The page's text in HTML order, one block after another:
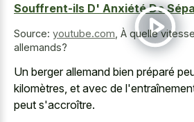
Souffrent-ils D' Anxiété De
Source: youtube.com À quelle
allemands?
Un berger allemand bien préparé
kilomètres, et avec de
peut s'accroître.